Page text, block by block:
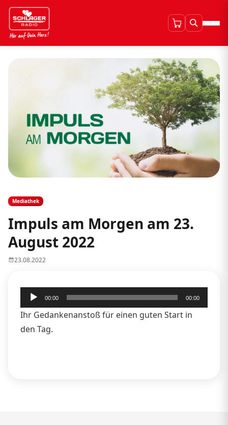
Mediathek
Impuls am Morgen am 23.
August 2022
23.08.2022
Audio-
Player
00:00 00:00
Ihr Gedankenanstoß für einen guten Start in
den Tag.